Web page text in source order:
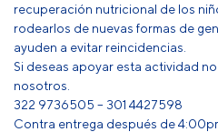
recuperación nutricional de los
rodearlos de nuevas formas de
ayuden a evitar reincidencias.
Si deseas apoyar esta actividad
nosotros.
322 9736505 – 301 4427598
Contra entrega después de